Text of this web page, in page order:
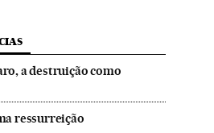
a destruição como
ressurreição